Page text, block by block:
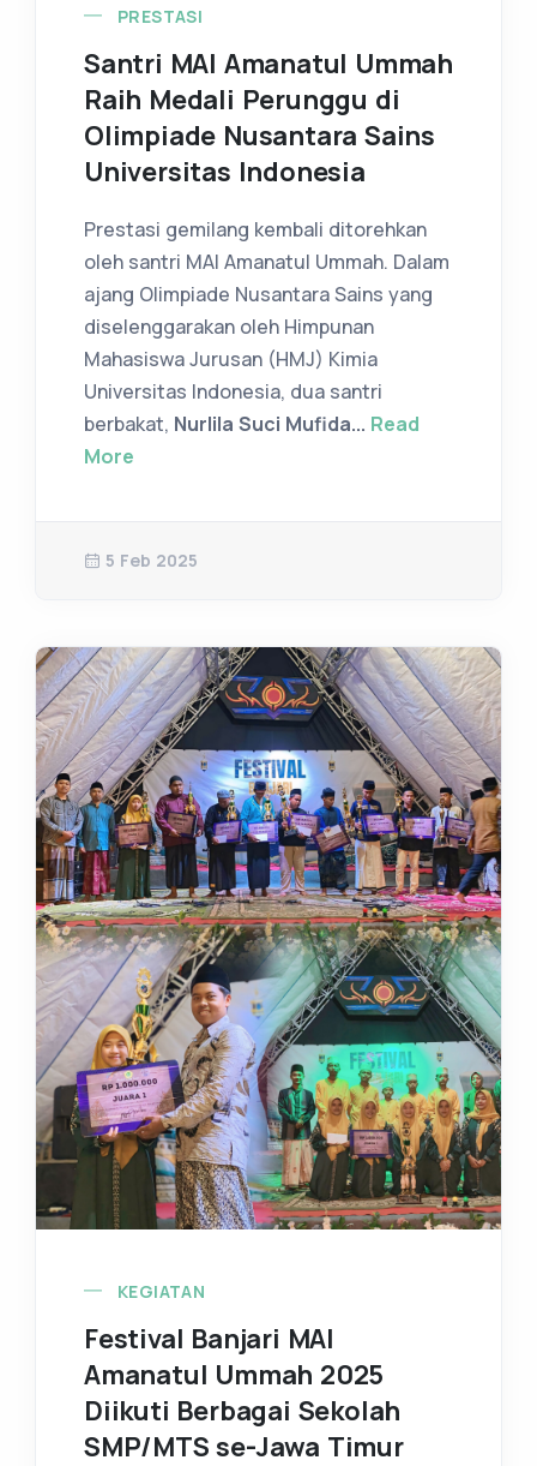
PRESTASI
Santri MAI Amanatul Ummah
Raih Medali Perunggu di
Olimpiade Nusantara Sains
Universitas Indonesia
Prestasi gemilang kembali ditorehkan
oleh santri MAI Amanatul Ummah. Dalam
ajang Olimpiade Nusantara Sains yang
diselenggarakan oleh Himpunan
Mahasiswa Jurusan (HMJ) Kimia
Universitas Indonesia, dua santri
berbakat, Nurlila Suci Mufida... Read
More
5 Feb 2025
KEGIATAN
Festival Banjari MAI
Amanatul Ummah 2025
Diikuti Berbagai Sekolah
SMP/MTS se-Jawa Timur